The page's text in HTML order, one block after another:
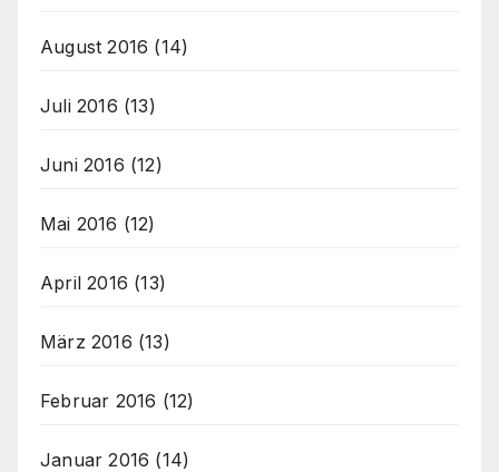
August 2016 (14)
Juli 2016 (13)
Juni 2016 (12)
Mai 2016 (12)
April 2016 (13)
März 2016 (13)
Februar 2016 (12)
Januar 2016 (14)